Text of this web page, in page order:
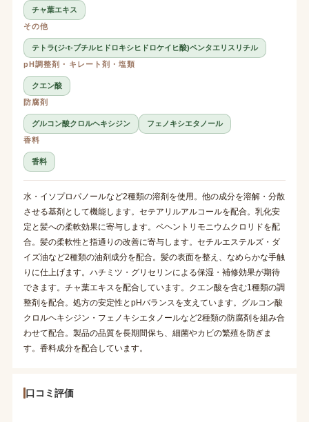
チャ葉エキス
その他
テトラ(ジ-t-ブチルヒドロキシヒドロケイヒ酸)ペンタエリスリチル
pH調整剤・キレート剤・塩類
クエン酸
防腐剤
グルコン酸クロルヘキシジン
フェノキシエタノール
香料
香料
水・イソプロパノールなど2種類の溶剤を使用。他の成分を溶解・分散
させる基剤として機能します。セテアリルアルコールを配合。乳化安
定と髪への柔軟効果に寄与します。ベヘントリモニウムクロリドを配
合。髪の柔軟性と指通りの改善に寄与します。セチルエステルズ・ダ
イズ油など2種類の油剤成分を配合。髪の表面を整え、なめらかな手触
りに仕上げます。ハチミツ・グリセリンによる保湿・補修効果が期待
できます。チャ葉エキスを配合しています。クエン酸を含む1種類の調
整剤を配合。処方の安定性とpHバランスを支えています。グルコン酸
クロルヘキシジン・フェノキシエタノールなど2種類の防腐剤を組み合
わせて配合。製品の品質を長期間保ち、細菌やカビの繁殖を防ぎま
す。香料成分を配合しています。
口コミ評価